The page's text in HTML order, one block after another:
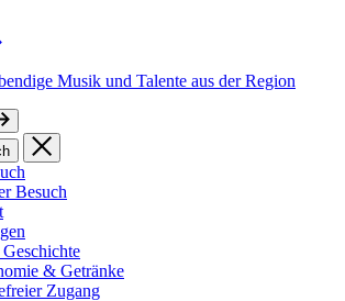
Musik und Talente aus der Region
Besuch
& Getränke
Zugang